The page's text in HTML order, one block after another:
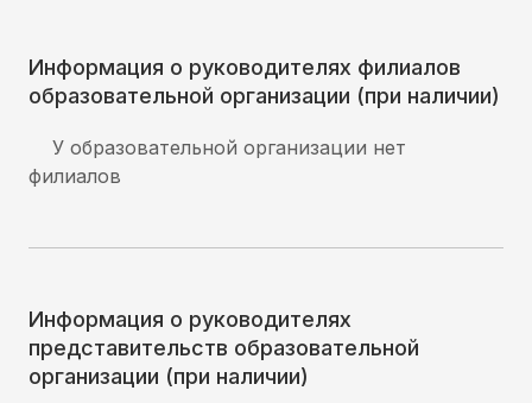
Информация о руководителях филиалов
образовательной организации (при наличии)
У образовательной организации нет
филиалов
Информация о руководителях
представительств образовательной
организации (при наличии)